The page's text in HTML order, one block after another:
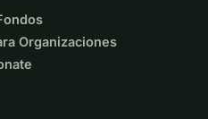
Organizaciones